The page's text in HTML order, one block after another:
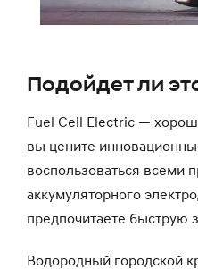
Подойдет ли
Fuel Cell Electric —
вы цените
воспользоваться всеми
аккумуляторного
предпочитаете быструю
Водородный городской